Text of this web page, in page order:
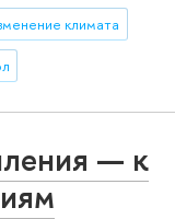
климата
— к